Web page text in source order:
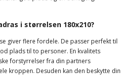
i størrelsen 180x210?
giver flere fordele. De passer perfekt til
plads til to personer. En kvalitets
forstyrrelser fra din partners
kroppen. Desuden kan den beskytte din